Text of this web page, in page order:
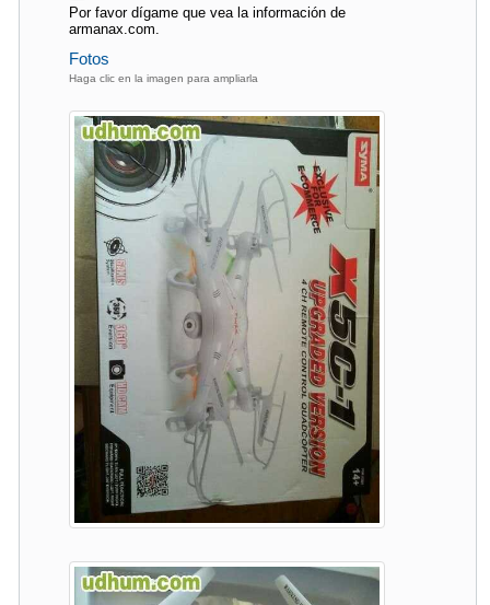
Por favor dígame que vea la información de
armanax.com.
Fotos
Haga clic en la imagen para ampliarla